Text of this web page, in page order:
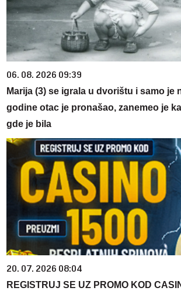
06. 08. 2026 09:39
Marija (3) se igrala u dvorištu i samo je
godine otac je pronašao, zanemeo je
gde je bila
20. 07. 2026 08:04
REGISTRUJ SE UZ PROMO KOD